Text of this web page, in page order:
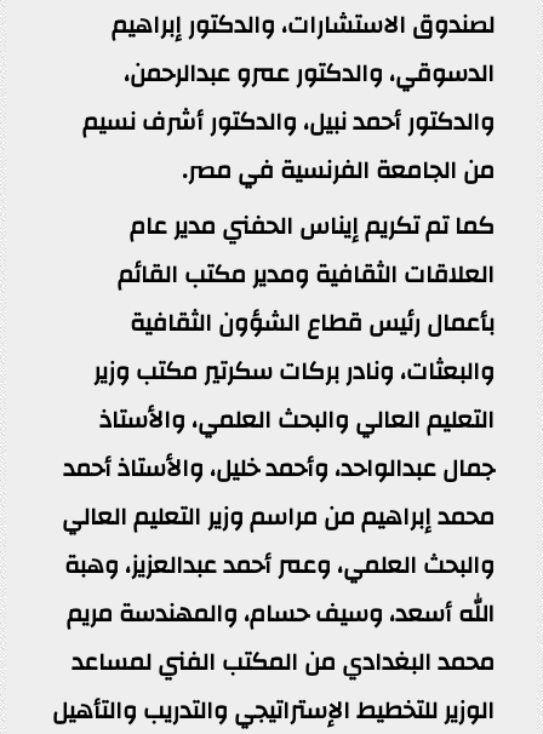
لصندوق الاستشارات، والدكتور إبراهيم
الدسوقي، والدكتور عمرو عبدالرحمن،
والدكتور أحمد نبيل، والدكتور أشرف نسيم
من الجامعة الفرنسية في مصر.
كما تم تكريم إيناس الحفني مدير عام
العلاقات الثقافية ومدير مكتب القائم
بأعمال رئيس قطاع الشؤون الثقافية
والبعثات، ونادر بركات سكرتير مكتب وزير
التعليم العالي والبحث العلمي، والأستاذ
جمال عبدالواحد، وأحمد خليل، والأستاذ أحمد
محمد إبراهيم من مراسم وزير التعليم العالي
والبحث العلمي، وعمر أحمد عبدالعزيز، وهبة
الله أسعد، وسيف حسام، والمهندسة مريم
محمد البغدادي من المكتب الفني لمساعد
الوزير للتخطيط الإستراتيجي والتدريب والتأهيل